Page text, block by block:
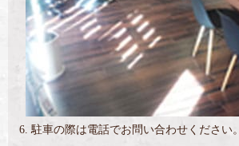
6. 駐車の際は電話でお問い合わせください。